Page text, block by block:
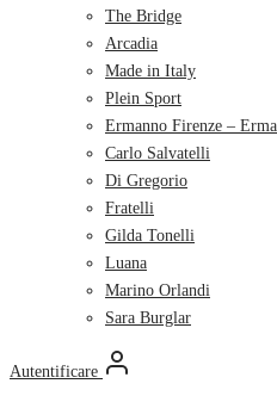
The Bridge
Arcadia
Made in Italy
Plein Sport
Ermanno Firenze –
Carlo Salvatelli
Di Gregorio
Fratelli
Gilda Tonelli
Luana
Marino Orlandi
Sara Burglar
Autentificare